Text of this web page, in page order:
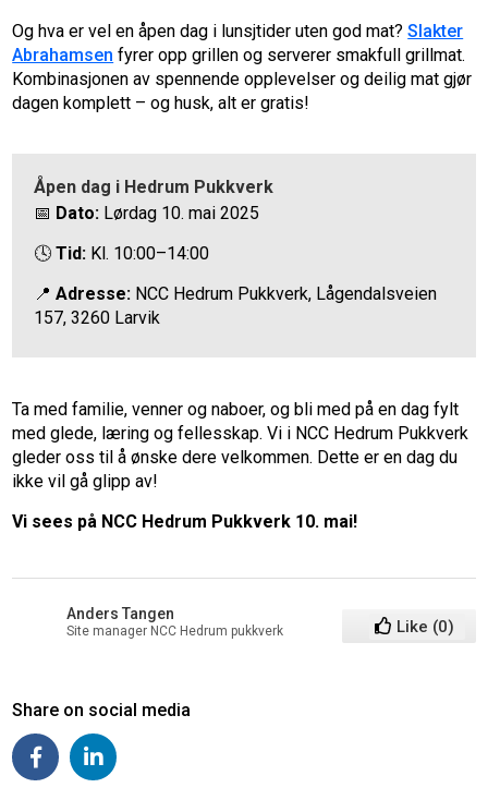
Og hva er vel en åpen dag i lunsjtider uten god mat?Slakter
Abrahamsen fyrer opp grillen og serverer smakfull grillmat.
Kombinasjonen av spennende opplevelser og deilig mat gjør
dagen komplett – og husk, alt er gratis!
Åpen dag i Hedrum Pukkverk
📅 Dato: Lørdag 10. mai 2025
🕓Tid: Kl. 10:00–14:00
📍Adresse: NCC Hedrum Pukkverk, Lågendalsveien
157, 3260 Larvik
Ta med familie, venner og naboer, og bli med på en dag fylt
med glede, læring og fellesskap. Vi i NCC Hedrum Pukkverk
gleder oss til å ønske dere velkommen. Dette er en dag du
ikke vil gå glipp av!
Vi sees på NCC Hedrum Pukkverk 10. mai!
Anders Tangen
Site manager NCC Hedrum pukkverk Like (0)
Share on social media